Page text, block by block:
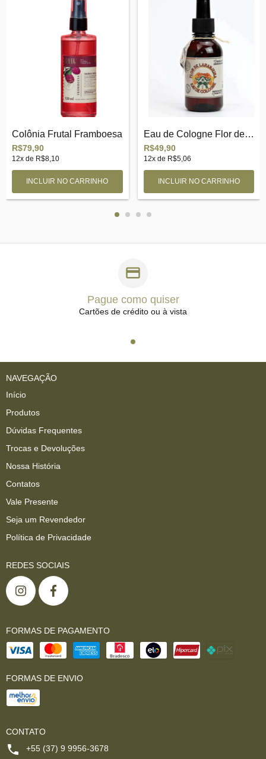
Colônia Frutal Framboesa
R$79,90
12x de R$8,10
Eau de Cologne Flor de Laranjeira
R$49,90
12x de R$5,06
Pague como quiser
Cartões de crédito ou à vista
NAVEGAÇÃO
Início
Produtos
Dúvidas Frequentes
Trocas e Devoluções
Nossa História
Contatos
Vale Presente
Seja um Revendedor
Política de Privacidade
REDES SOCIAIS
FORMAS DE PAGAMENTO
FORMAS DE ENVIO
CONTATO
+55 (37) 9 9956-3678